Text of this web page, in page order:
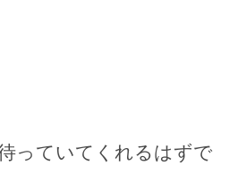
っていてくれるはずで